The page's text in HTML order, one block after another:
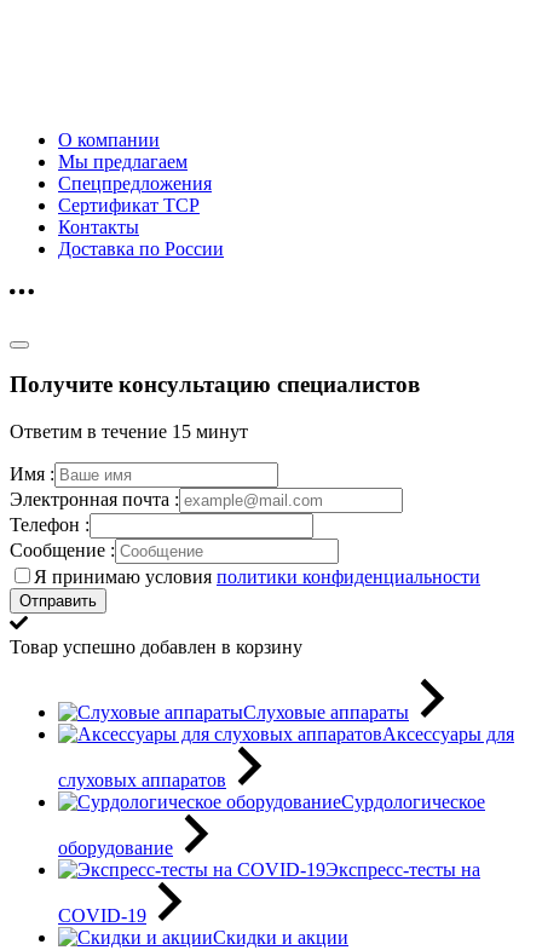
О компании
Мы предлагаем
Спецпредложения
Сертификат ТСР
Контакты
Доставка по России
Получите консультацию специалистов
Ответим в течение 15 минут
Имя :
Электронная почта :
Телефон :
Сообщение :
Я принимаю условия политики конфиденциальности
Отправить
Товар успешно добавлен в корзину
Слуховые аппараты
Аксессуары для
слуховых аппаратов
Сурдологическое
оборудование
Экспресс-тесты на
COVID-19
Скидки и акции